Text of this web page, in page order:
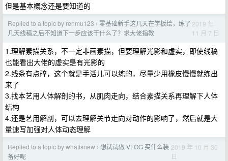
但是基本概念还是要知道的
Replied to a topic by renmu123 › 零基础新手这几天在学板绘，练了
几天线稿之后不知道下一步应该干什么了？求大佬指教
2019 年
11 月 7 日
1.理解素描关系，不一定非画素描，但要理解光影和虚实，即使线稿
也能看出大佬的虚实是有光影的
2.线条有点碎，这个就是手活儿可以练的，尽量少用橡皮慢慢就练出
来了
3.找本艺用人体解剖的书，从肌肉走向，结合素描关系再理解下人体
结构
4.还是艺用解剖，可以去理解关节走向对动作的影响了，然后就是大
量速写加强对人体动态理解
Replied to a topic by whatisnew › 想试试做 VLOG 买什么装
备好呢
2019 年 10 月 30
日